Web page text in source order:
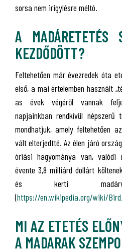
sorsa nem irigylésre méltó.
A MADÁRETETÉS
KEZDŐDÖTT?
Feltehetően már évezredek óta
első, a mai értelemben használt
as évek végéről vannak
napjainkban rendkívül népszerű
mondhatjuk, amely feltehetően
vált elterjedtté. Az élen járó
óriási hagyománya van, valódi
évente 3,8 milliárd dollárt
és kerti
(https://en.wikipedia.org/wiki/
MI AZ ETETÉS
A MADARAK